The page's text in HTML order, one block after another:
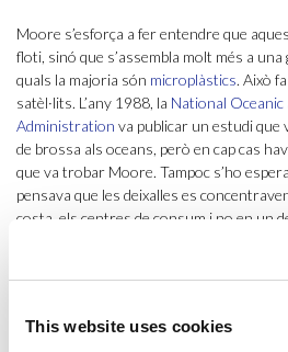
This website uses cookies
Moore s’esforça a fer entendre que
floti, sinó que s’assembla molt més a una
quals la majoria són microplàstics. Això
satèl·lits. L’any 1988, la National
Administration va publicar un estudi que
de brossa als oceans, però en cap cas
que va trobar Moore. Tampoc s’ho
pensava que les deixalles es
costa, els centres de consum i no en un
Des del seu descobriment, l’abocador del
superfície d’1,6 milions de km², tres cops